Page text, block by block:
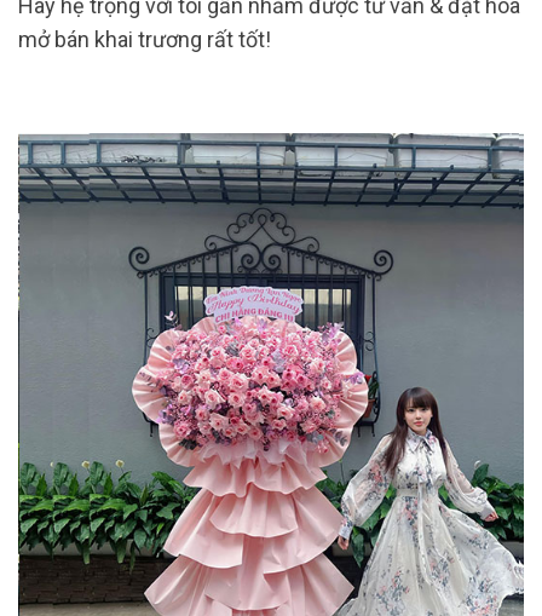
mở bán khai trương rất tốt!